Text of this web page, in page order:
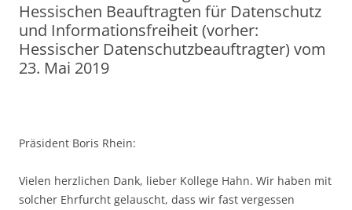
Hessischen Beauftragten für Datenschutz
und Informationsfreiheit (vorher:
Hessischer Datenschutzbeauftragter) vom
23. Mai 2019
Präsident Boris Rhein:
Vielen herzlichen Dank, lieber Kollege Hahn. Wir haben mit
solcher Ehrfurcht gelauscht, dass wir fast vergessen